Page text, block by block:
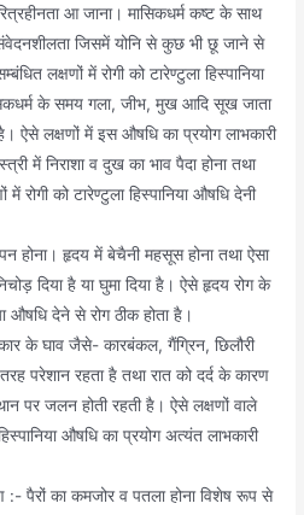
आ जाना। मासिकधर्म कष्ट के साथ
जिसमें योनि से कुछ भी छू जाने से
लक्षणों में रोगी को टारेण्टुला हिस्पानिया
के समय गला, जीभ, मुख आदि सूख जाता
ऐसे लक्षणों में इस औषधि का प्रयोग लाभकारी
में निराशा व दुख का भाव पैदा होना तथा
रोगी को टारेण्टुला हिस्पानिया औषधि देनी
होना। हृदय में बेचैनी महसूस होना तथा ऐसा
दिया है या घुमा दिया है। ऐसे हृदय रोग के
औषधि देने से रोग ठीक होता है।
के घाव जैसे- कारबंकल, गैंग्रिन, छिलौरी
परेशान रहता है तथा रात को दर्द के कारण
पर जलन होती रहती है। ऐसे लक्षणों वाले
औषधि का प्रयोग अत्यंत लाभकारी
:- पैरों का कमजोर व पतला होना विशेष रूप से